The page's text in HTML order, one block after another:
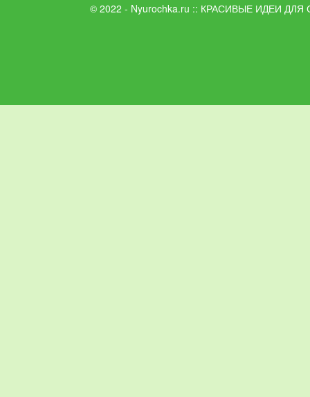
© 2022 - Nyurochka.ru :: КРАСИВЫЕ ИДЕИ ДЛЯ